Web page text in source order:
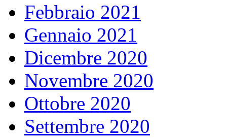
Febbraio 2021
Gennaio 2021
Dicembre 2020
Novembre 2020
Ottobre 2020
Settembre 2020